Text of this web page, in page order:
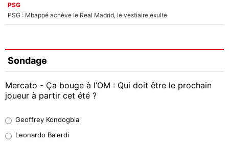
PSG
PSG : Mbappé achève le Real Madrid, le vestiaire exulte
Sondage
Mercato - Ça bouge à l’OM : Qui doit être le prochain
joueur à partir cet été ?
38%
Geoffrey Kondogbia
Leonardo Balerdi